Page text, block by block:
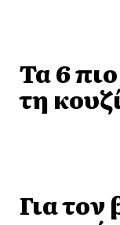
Τα 6
τη
Για